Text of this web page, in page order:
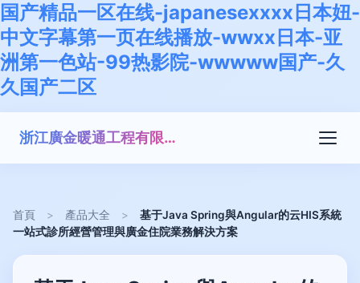
国产精品一区在线-japanesexxxx日本妞-
中文字幕第一页在线播放-wwxx日本-亚
洲第一色站-99热影院-wwwww国产-久
久国产二区
浙江廣金暖通工程有限公司
首頁 > 產品大全 >
基于Java Spring與Angular的云HIS系統
一站式診所經營管理與廣金住院業務解決方案